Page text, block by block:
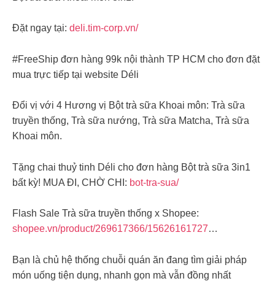
Đặt ngay tại: deli.tim-corp.vn/
#FreeShip đơn hàng 99k nội thành TP HCM cho đơn đặt
mua trực tiếp tại website Déli
Đổi vị với 4 Hương vị Bột trà sữa Khoai môn: Trà sữa
truyền thống, Trà sữa nướng, Trà sữa Matcha, Trà sữa
Khoai môn.
Tặng chai thuỷ tinh Déli cho đơn hàng Bột trà sữa 3in1
bất kỳ! MUA ĐI, CHỜ CHI: bot-tra-sua/
Flash Sale Trà sữa truyền thống x Shopee:
shopee.vn/product/269617366/15626161727…
Bạn là chủ hệ thống chuỗi quán ăn đang tìm giải pháp
món uống tiện dụng, nhanh gọn mà vẫn đồng nhất